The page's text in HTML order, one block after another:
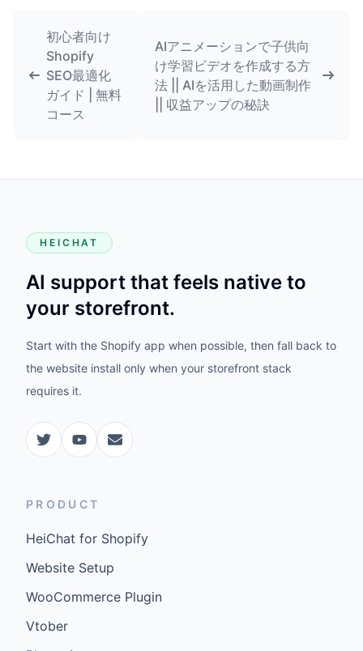
初心者向け
Shopify
SEO最適化
ガイド | 無料
コース
AIアニメーションで子供向
け学習ビデオを作成する方
法 || AIを活用した動画制作
|| 収益アップの秘訣
HEICHAT
AI support that feels native to
your storefront.
Start with the Shopify app when possible, then fall back to
the website install only when your storefront stack
requires it.
PRODUCT
HeiChat for Shopify
Website Setup
WooCommerce Plugin
Vtober